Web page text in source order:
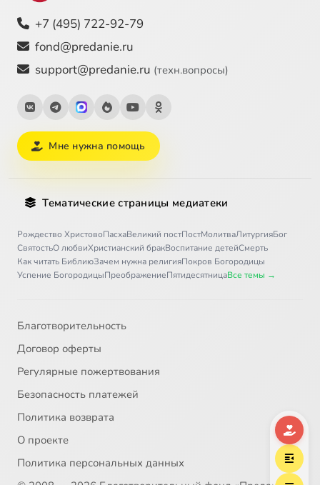
+7 (495) 722-92-79
fond@predanie.ru
support@predanie.ru (техн.вопросы)
Мне нужна помощь
Тематические страницы медиатеки
Рождество ХристовоПасхаВеликий постПостМолитваЛитургияБог
СвятостьО любвиХристианский бракВоспитание детейСмерть
Как читать БиблиюЗачем нужна религияПокров Богородицы
Успение БогородицыПреображениеПятидесятницаВсе темы →
Благотворительность
Договор оферты
Регулярные пожертвования
Безопасность платежей
Политика возврата
О проекте
Политика персональных данных